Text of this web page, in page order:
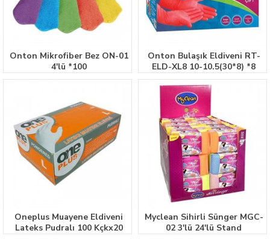
Onton Mikrofiber Bez ON-01
4'lü *100
Onton Bulaşık Eldiveni RT-
ELD-XL8 10-10.5(30*8) *8
Oneplus Muayene Eldiveni
Lateks Pudralı 100 Kçkx20
Myclean Sihirli Sünger MGC-
02 3'lü 24'lü Stand